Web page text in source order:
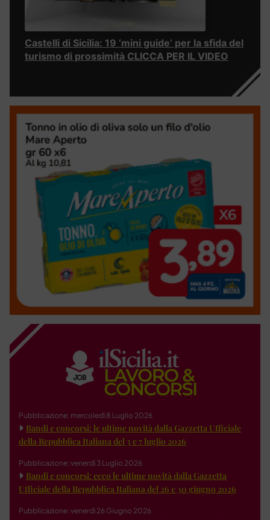
Castelli di Sicilia: 19 ‘mini guide’ per la sfida del
turismo di prossimità CLICCA PER IL VIDEO
Pubblicazione: mercoledì 8 Luglio 2026
Bandi e concorsi: le ultime novità dalla Gazzetta Ufficiale
della Repubblica Italiana del 3 e 7 luglio 2026
Pubblicazione: venerdì 3 Luglio 2026
Bandi e concorsi: ecco le ultime novità dalla Gazzetta
Ufficiale della Repubblica Italiana del 26 e 30 giugno 2026
Pubblicazione: venerdì 26 Giugno 2026